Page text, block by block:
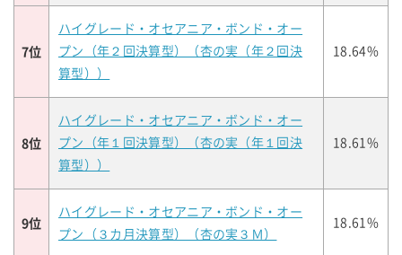
7位
ハイグレード・オセアニア・ボンド・オー
プン（年２回決算型）（杏の実（年２回決
算型））
18.64%
8位
ハイグレード・オセアニア・ボンド・オー
プン（年１回決算型）（杏の実（年１回決
算型））
18.61%
9位
ハイグレード・オセアニア・ボンド・オー
プン（３カ月決算型）（杏の実３Ｍ）
18.61%